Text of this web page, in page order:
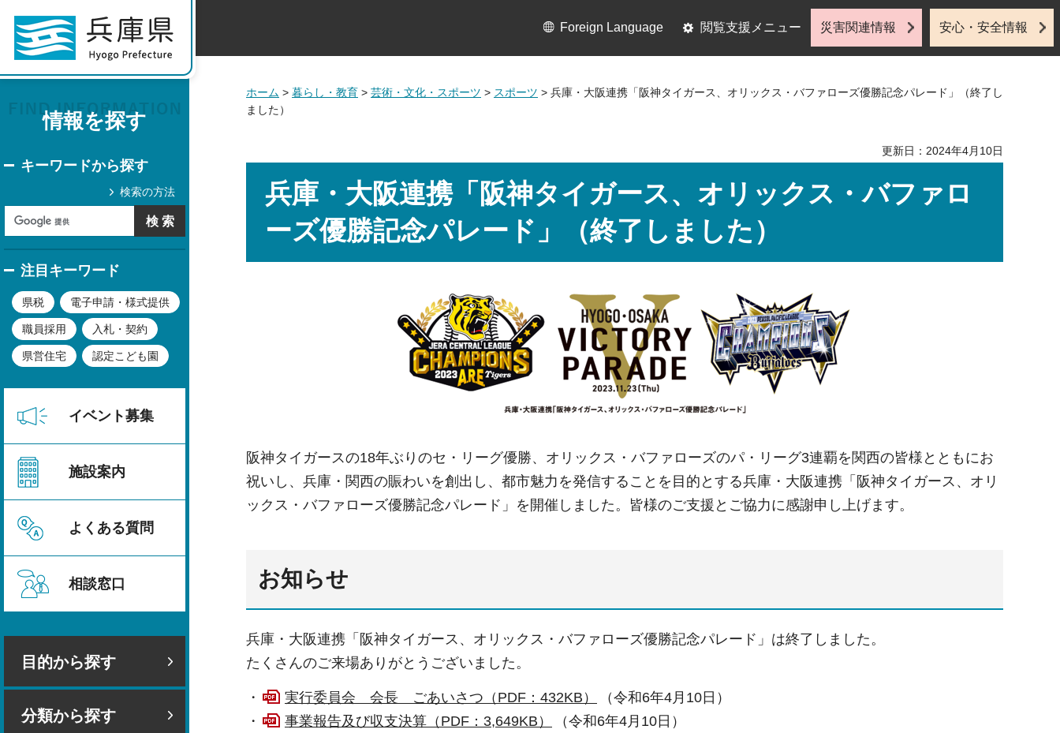
情報を探す
キーワードから探す
検索の方法
注目キーワード
県税 電子申請・様式提供
職員採用 入札・契約
県営住宅 認定こども園
イベント募集
施設案内
よくある質問
相談窓口
目的から探す
分類から探す
Foreign Language 閲覧支援メニュー 災害関連情報 安心・安全情報
ホーム > 暮らし・教育 > 芸術・文化・スポーツ > スポーツ > 兵庫・大阪連携「阪神タイガース、オリックス・バファローズ優勝記念パレード」（終了し
ました）
更新日：2024年4月10日
兵庫・大阪連携「阪神タイガース、オリックス・バファロ
ーズ優勝記念パレード」（終了しました）
阪神タイガースの18年ぶりのセ・リーグ優勝、オリックス・バファローズのパ・リーグ3連覇を関西の皆様とともにお
祝いし、兵庫・関西の賑わいを創出し、都市魅力を発信することを目的とする兵庫・大阪連携「阪神タイガース、オリ
ックス・バファローズ優勝記念パレード」を開催しました。皆様のご支援とご協力に感謝申し上げます。
お知らせ
兵庫・大阪連携「阪神タイガース、オリックス・バファローズ優勝記念パレード」は終了しました。
たくさんのご来場ありがとうございました。
・ 実行委員会 会長 ごあいさつ（PDF：432KB）
（令和6年4月10日）
・
事業報告及び収支決算（PDF：3,649KB） （令和6年4月10日）